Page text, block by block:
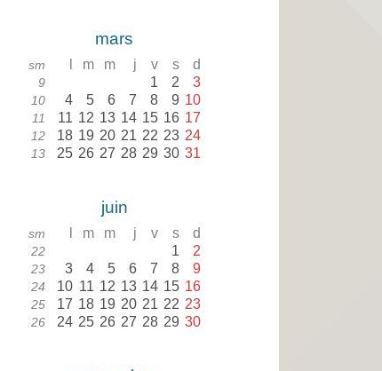
mars
sm m m j v s d
9 1 2 3
10 4 5 6 7 8 9 10
11 11 12 13 14 15 16 17
12 18 19 20 21 22 23 24
13 25 26 27 28 29 30 31
juin
sm m m j v s d
22 1 2
23 3 4 5 6 7 8 9
24 10 11 12 13 14 15 16
25 17 18 19 20 21 22 23
26 24 25 26 27 28 29 30